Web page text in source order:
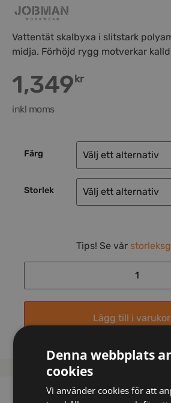
Vattentät skalbyxa i slitstark
midja. Förhöjd rygg motverkar
1,349kr
inkl moms
Färg
Storlek
Tips! Se vår
Lägg till i
Denna webbplats
cookies
Vi använder cookies för att